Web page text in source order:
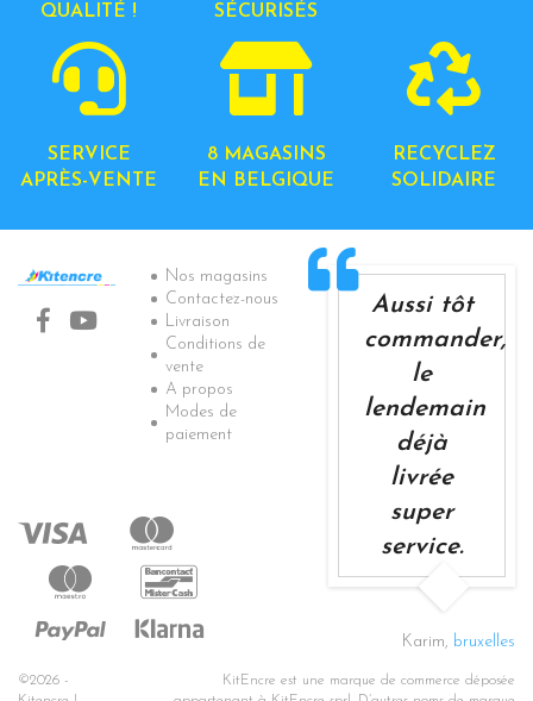
QUALITÉ !
SÉCURISÉS
SERVICE
APRÈS-VENTE
8 MAGASINS
EN BELGIQUE
RECYCLEZ
SOLIDAIRE
Informations
Nos magasins
Contactez-nous
Livraison
Conditions de
vente
A propos
Modes de
paiement
Aussi tôt
commander,
le
lendemain
déjà
livrée
super
service.
Karim, bruxelles
©2026 -
KitEncre est une marque de commerce déposée